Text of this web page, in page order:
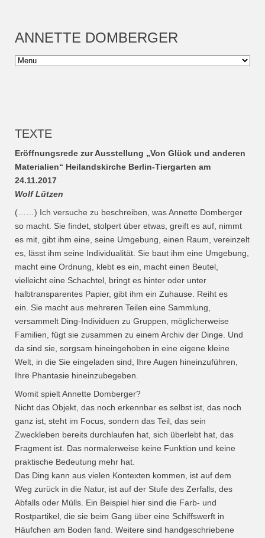
ANNETTE DOMBERGER
TEXTE
Eröffnungsrede zur Ausstellung „Von Glück und anderen
Materialien“ Heilandskirche Berlin-Tiergarten am
24.11.2017
Wolf Lützen
(……) Ich versuche zu beschreiben, was Annette Domberger
so macht. Sie findet, stolpert über etwas, greift es auf, nimmt
es mit, gibt ihm eine, seine Umgebung, einen Raum, vereinzelt
es, lässt ihm seine Individualität. Sie baut ihm eine Umgebung,
macht eine Ordnung, klebt es ein, macht einen Beutel,
vielleicht eine Schachtel, bringt es hinter oder unter
halbtransparentes Papier, gibt ihm ein Zuhause. Reiht es
ein. Sie macht aus mehreren Teilen eine Sammlung,
versammelt Ding-Individuen zu Gruppen, möglicherweise
Familien, fügt sie zusammen zu einem Archiv der Dinge. Und
da sind sie, sorgsam hineingehoben in eine eigene kleine
Welt, in die Sie eingeladen sind, Ihre Augen hineinzuführen,
Ihre Phantasie hineinzubegeben.
Womit spielt Annette Domberger?
Nicht das Objekt, das noch erkennbar es selbst ist, das noch
ganz ist, steht im Focus, sondern das Teil, das sein
Zweckleben bereits durchlaufen hat, sich überlebt hat, das
Fragment ist. Das normalerweise keine Funktion und keine
praktische Bedeutung mehr hat.
Das Ding kann aus vielen Kontexten kommen, ist auf dem
Weg zurück in die Natur, ist auf der Stufe des Zerfalls, des
Abfalls oder Mülls. Ein Beispiel hier sind die Farb- und
Rostpartikel, die sie beim Gang über eine Schiffswerft in
Häufchen am Boden fand. Weitere sind handgeschriebene